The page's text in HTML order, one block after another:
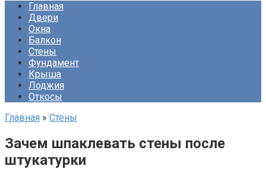
Главная
Двери
Окна
Балкон
Стены
Фундамент
Крыша
Лоджия
Откосы
Главная » Стены
Зачем шпаклевать стены после
штукатурки